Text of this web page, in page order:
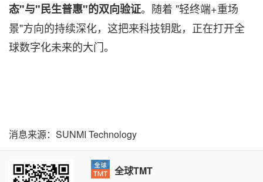
态"与"民生普惠"的双向验证。随着 "轻终端+重场
景"方向的持续深化，这把来科技钥匙，正在打开全
球数字化未来的大门。
消息来源：SUNMI Technology
全球TMT